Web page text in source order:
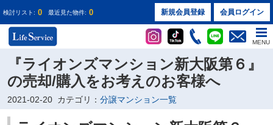
検討リスト: 0 最近見た物件: 0 新規会員登録 会員ログイン
MENU
『ライオンズマンション新大阪第６』
の売却/購入をお考えのお客様へ
2021-02-20 カテゴリ： 分譲マンション一覧